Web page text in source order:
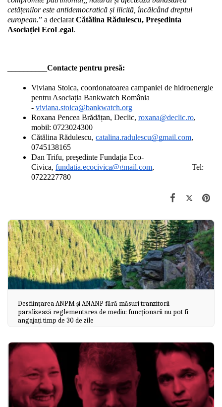
cetățenilor este antidemocratică și ilicită, încălcând dreptul
european.” a declarat Cătălina Rădulescu, Președinta
Asociației EcoLegal.
Contacte pentru presă:
Viviana Stoica, coordonatoarea campaniei de hidroenergie
pentru Asociația Bankwatch România
- viviana.stoica@bankwatch.org
Roxana Pencea Brădățan, Declic, roxana@declic.ro,
mobil: 0723024300
Cătălina Rădulescu, catalina.radulescu@gmail.com,
0745138165
Dan Trifu, președinte Fundația Eco-
Civica, fundatia.ecocivica@gmail.com,                   Tel:
0722227780
Desființarea ANPM și ANANP fără măsuri tranzitorii
paralizează reglementarea de mediu: funcționarii nu pot fi
angajați timp de 30 de zile